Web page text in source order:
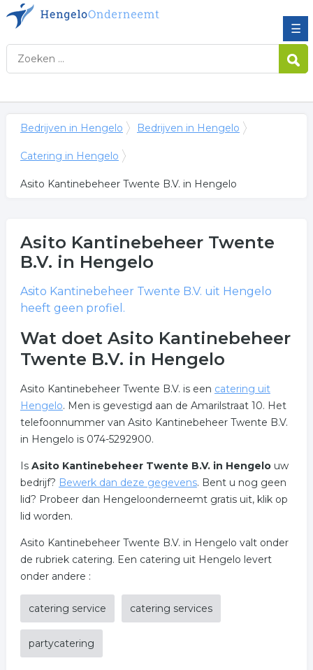
☰
Bedrijven in Hengelo Bedrijven in Hengelo
Catering in Hengelo
Asito Kantinebeheer Twente B.V. in Hengelo
Asito Kantinebeheer Twente
B.V. in Hengelo
Asito Kantinebeheer Twente B.V. uit Hengelo
heeft geen profiel.
Wat doet Asito Kantinebeheer
Twente B.V. in Hengelo
Asito Kantinebeheer Twente B.V. is een catering uit
Hengelo. Men is gevestigd aan de Amarilstraat 10. Het
telefoonnummer van Asito Kantinebeheer Twente B.V.
in Hengelo is 074-5292900.
Is Asito Kantinebeheer Twente B.V. in Hengelouw
bedrijf? Bewerk dan deze gegevens. Bent u nog geen
lid? Probeer dan Hengeloonderneemt gratis uit, klik op
lid worden.
Asito Kantinebeheer Twente B.V. in Hengelo valt onder
de rubriek catering. Een catering uit Hengelo levert
onder andere :
catering service catering services
partycatering